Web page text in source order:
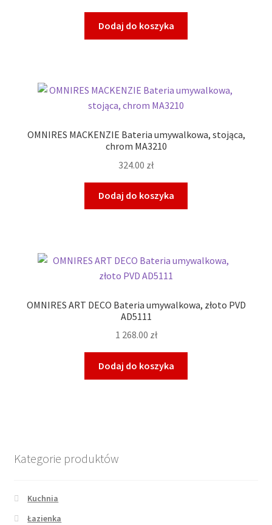
Dodaj do koszyka
OMNIRES MACKENZIE Bateria umywalkowa, stojąca,
chrom MA3210
324.00 zł
Dodaj do koszyka
OMNIRES ART DECO Bateria umywalkowa, złoto PVD
AD5111
1 268.00 zł
Dodaj do koszyka
Kategorie produktów
Kuchnia
Łazienka